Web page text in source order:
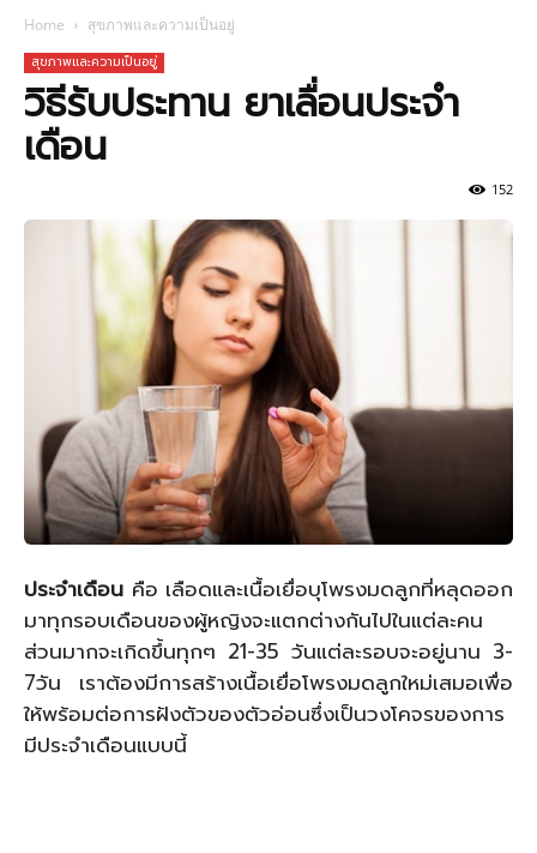
Home สุขภาพและความเป็นอยู่
สุขภาพและความเป็นอยู่
วิธีรับประทาน ยาเลื่อนประจำ
เดือน
152
ประจำเดือน คือ เลือดและเนื้อเยื่อบุโพรงมดลูกที่หลุดออก
มาทุกรอบเดือนของผู้หญิงจะแตกต่างกันไปในแต่ละคน
ส่วนมากจะเกิดขึ้นทุกๆ 21-35 วันแต่ละรอบจะอยู่นาน 3-
7วัน เราต้องมีการสร้างเนื้อเยื่อโพรงมดลูกใหม่เสมอเพื่อ
ให้พร้อมต่อการฝังตัวของตัวอ่อนซึ่งเป็นวงโคจรของการ
มีประจำเดือนแบบนี้